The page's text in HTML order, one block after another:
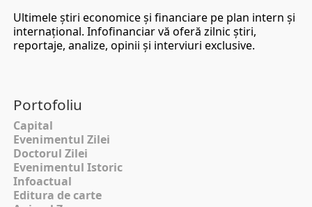
Ultimele ştiri economice şi financiare pe plan intern şi
internaţional. Infofinanciar vă oferă zilnic ştiri,
reportaje, analize, opinii şi interviuri exclusive.
Portofoliu
Capital
Evenimentul Zilei
Doctorul Zilei
Evenimentul Istoric
Infoactual
Editura de carte